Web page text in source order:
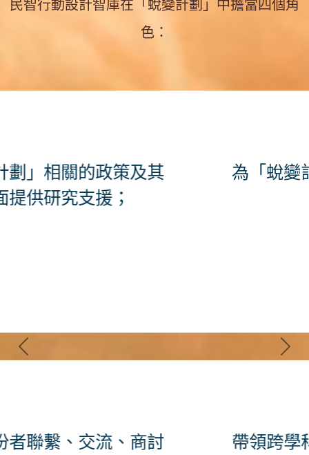
民智行動設計智庫在「蛻變計劃」中擔當四個角
色：
為「蛻變計劃」提供統籌支援；
帶領跨學科團隊推動和落實「蛻
Previous Next